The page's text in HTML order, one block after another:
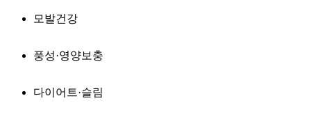
모발건강
풍성·영양보충
다이어트·슬림